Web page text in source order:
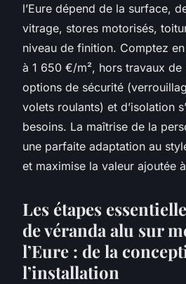
l’Eure dépend de la surface,
vitrage, stores motorisés,
niveau de finition. Comptez
à 1 650 €/m², hors travaux de
options de sécurité
volets roulants) et d’isolation
besoins. La maîtrise de la
une parfaite adaptation au
et maximise la valeur ajoutée
Les étapes
de véranda alu sur
l’Eure : de la
l’installation